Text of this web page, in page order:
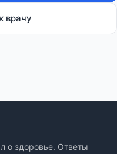
врачу
о здоровье. Ответы